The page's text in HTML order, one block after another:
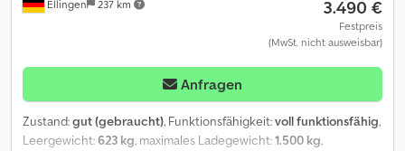
Ellingen 237 km 3.490 €
Festpreis
(MwSt. nicht ausweisbar)
Anfragen
Zustand:gut (gebraucht), Funktionsfähigkeit:voll funktionsfähig,
Leergewicht:623 kg, maximales Ladegewicht:1.500 kg,